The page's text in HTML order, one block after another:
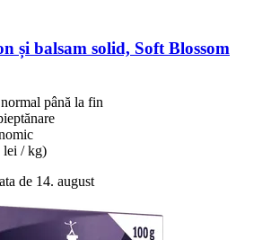
și balsam solid, Soft Blossom
până la fin
lei / kg)
de 14. august